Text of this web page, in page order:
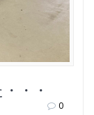
・・
0